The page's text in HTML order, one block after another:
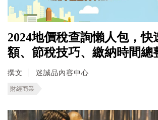
2024地價稅查詢懶人包，快
額、節稅技巧、繳納時間總
撰文 迷誠品內容中心
財經商業